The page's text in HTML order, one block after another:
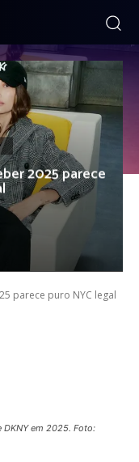
2025 parece
parece puro NYC legal
DKNY em 2025. Foto: